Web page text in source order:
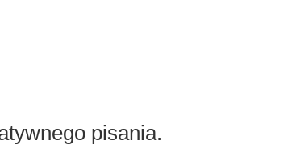
pisania.